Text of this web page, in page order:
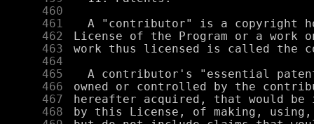
    460
    461
    462
    463
    464
    465
    466
    467
    468